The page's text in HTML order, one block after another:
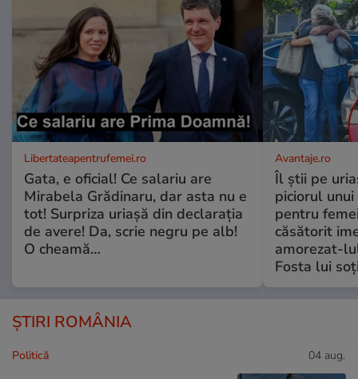
Libertateapentrufemei.ro
Gata, e oficial! Ce salariu are
Mirabela Grădinaru, dar asta nu e
tot! Surpriza uriașă din declarația
de avere! Da, scrie negru pe alb!
O cheamă…
Avantaje.ro
Îl știi pe
piciorul
pentru
căsătorit
amorezat-
Fosta lui
ȘTIRI ROMÂNIA
Politică 04 aug.